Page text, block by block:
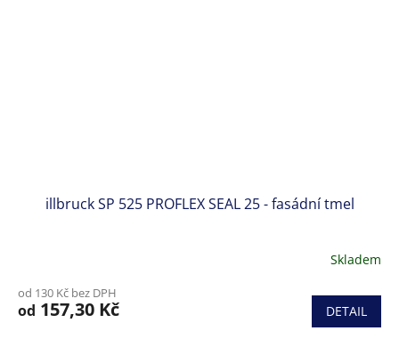
illbruck SP 525 PROFLEX SEAL 25 - fasádní tmel
Skladem
od 130 Kč bez DPH
od 157,30 Kč DETAIL